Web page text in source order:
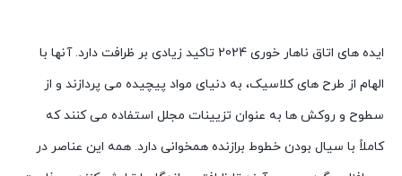
ایده های اتاق ناهار خوری 2024 تاکید زیادی بر ظرافت دارد. آنها با
الهام از طرح های کلاسیک، به دنیای مواد پیچیده می پردازند و از
سطوح و روکش ها به عنوان تزیینات مجلل استفاده می کنند که
کاملاً با سیال بودن خطوط برازنده همخوانی دارد. همه این عناصر در